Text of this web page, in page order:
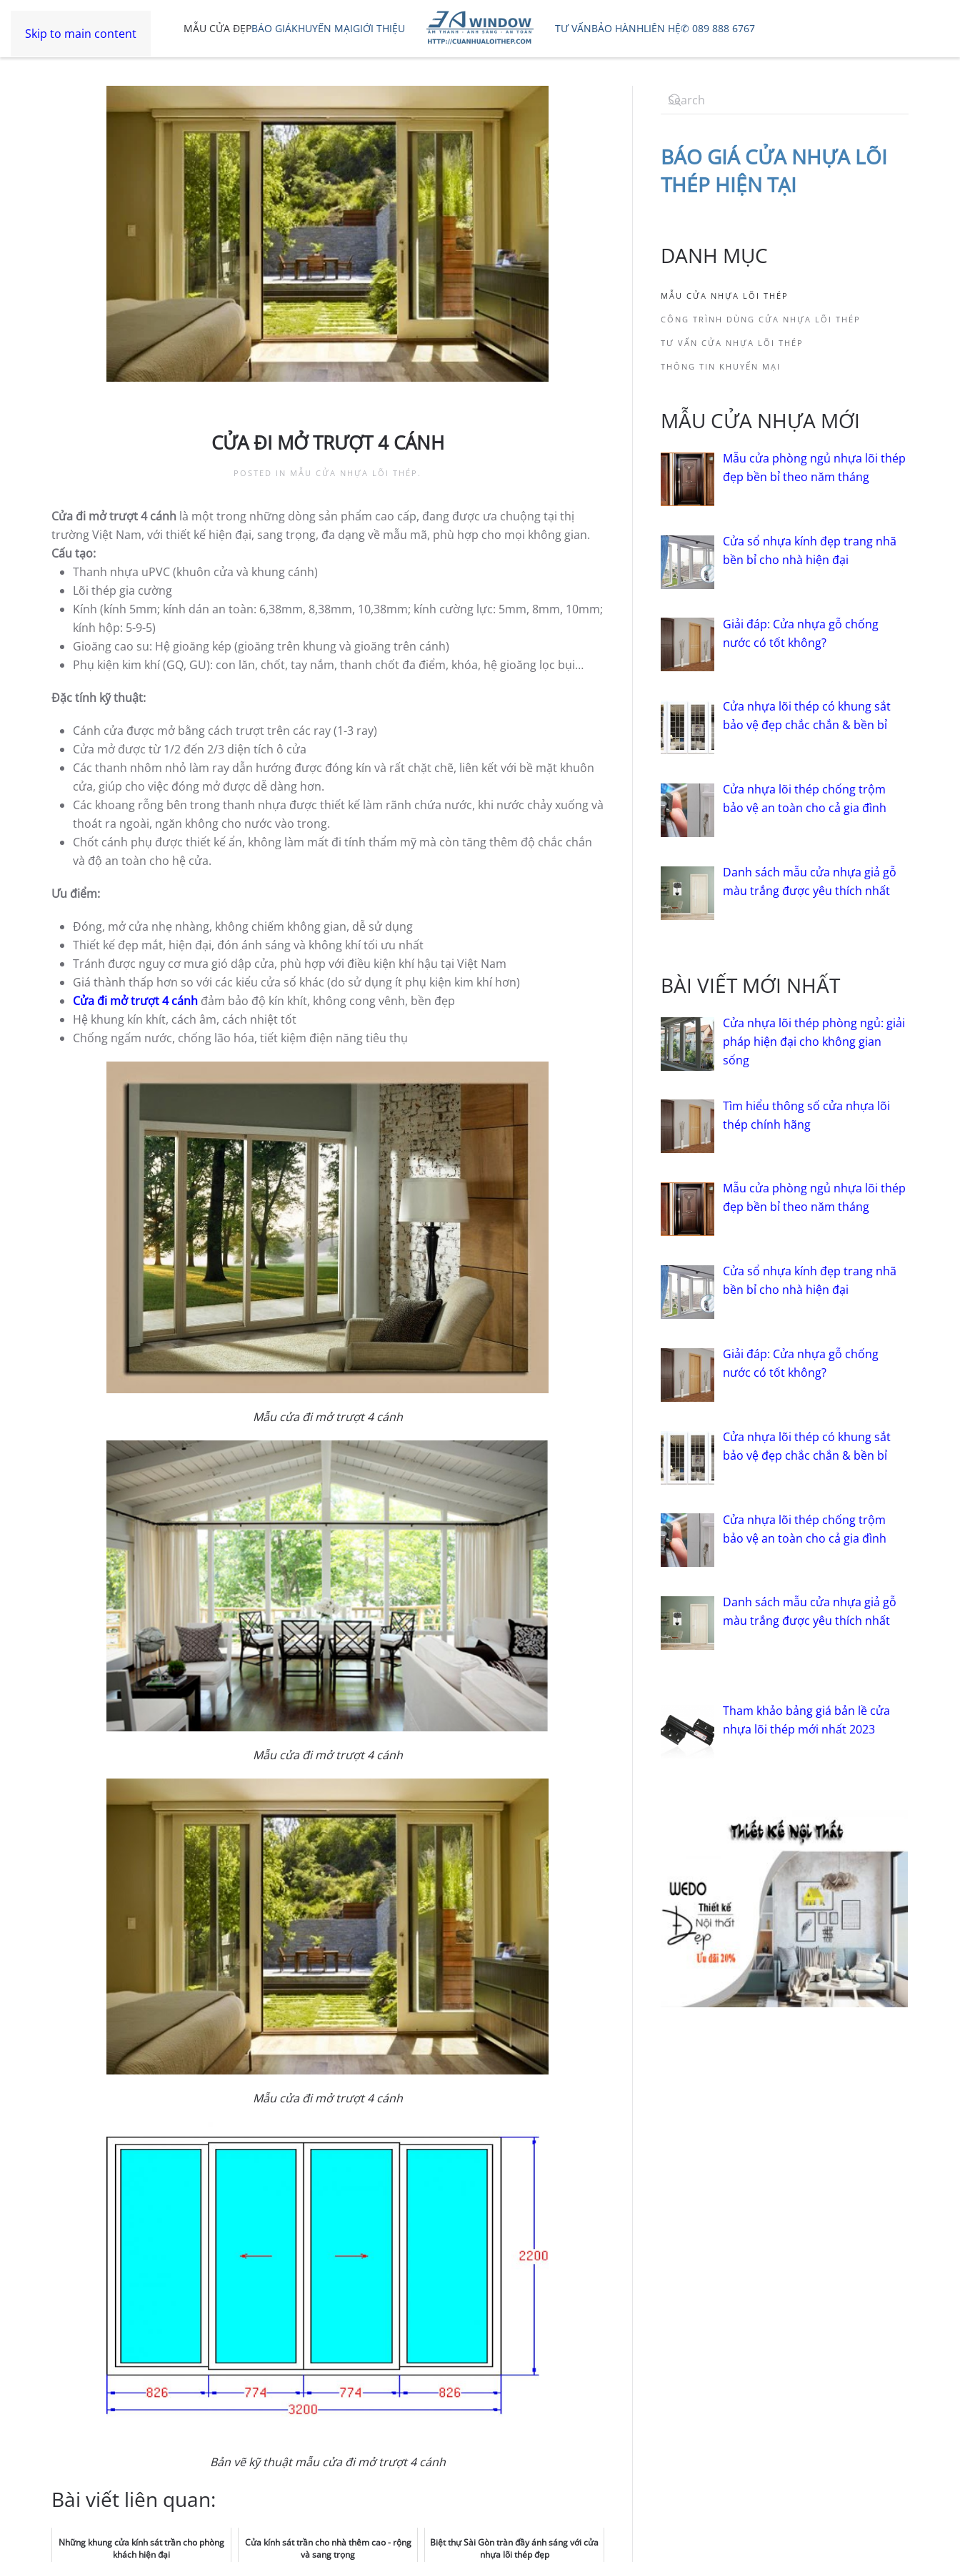
Skip to main content MẪU CỬA ĐẸPBÁO GIÁKHUYẾN MẠIGIỚI THIỆU TƯ VẤNBẢO HÀNHLIÊN HỆ✆ 089 888 6767
CỬA ĐI MỞ TRƯỢT 4 CÁNH
POSTED IN MẪU CỬA NHỰA LÕI THÉP .
Cửa đi mở trượt 4 cánh là một trong những dòng sản phẩm cao cấp, đang được ưa chuộng tại thị
trường Việt Nam, với thiết kế hiện đại, sang trọng, đa dạng về mẫu mã, phù hợp cho mọi không gian.
Cấu tạo:
Thanh nhựa uPVC (khuôn cửa và khung cánh)
Lõi thép gia cường
Kính (kính 5mm; kính dán an toàn: 6,38mm, 8,38mm, 10,38mm; kính cường lực: 5mm, 8mm, 10mm;
kính hộp: 5-9-5)
Gioăng cao su: Hệ gioăng kép (gioăng trên khung và gioăng trên cánh)
Phụ kiện kim khí (GQ, GU): con lăn, chốt, tay nắm, thanh chốt đa điểm, khóa, hệ gioăng lọc bụi…
Đặc tính kỹ thuật:
Cánh cửa được mở bằng cách trượt trên các ray (1-3 ray)
Cửa mở được từ 1/2 đến 2/3 diện tích ô cửa
Các thanh nhôm nhỏ làm ray dẫn hướng được đóng kín và rất chặt chẽ, liên kết với bề mặt khuôn
cửa, giúp cho việc đóng mở được dễ dàng hơn.
Các khoang rỗng bên trong thanh nhựa được thiết kế làm rãnh chứa nước, khi nước chảy xuống và
thoát ra ngoài, ngăn không cho nước vào trong.
Chốt cánh phụ được thiết kế ẩn, không làm mất đi tính thẩm mỹ mà còn tăng thêm độ chắc chắn
và độ an toàn cho hệ cửa.
Ưu điểm:
Đóng, mở cửa nhẹ nhàng, không chiếm không gian, dễ sử dụng
Thiết kế đẹp mắt, hiện đại, đón ánh sáng và không khí tối ưu nhất
Tránh được nguy cơ mưa gió dập cửa, phù hợp với điều kiện khí hậu tại Việt Nam
Giá thành thấp hơn so với các kiểu cửa sổ khác (do sử dụng ít phụ kiện kim khí hơn)
Cửa đi mở trượt 4 cánh đảm bảo độ kín khít, không cong vênh, bền đẹp
Hệ khung kín khít, cách âm, cách nhiệt tốt
Chống ngấm nước, chống lão hóa, tiết kiệm điện năng tiêu thụ
Mẫu cửa đi mở trượt 4 cánh
Mẫu cửa đi mở trượt 4 cánh
Mẫu cửa đi mở trượt 4 cánh
Bản vẽ kỹ thuật mẫu cửa đi mở trượt 4 cánh
Bài viết liên quan:
Những khung cửa kính sát trần cho phòng
khách hiện đại
Cửa kính sát trần cho nhà thêm cao - rộng
và sang trọng
Biệt thự Sài Gòn tràn đầy ánh sáng với cửa
nhựa lõi thép đẹp
BÁO GIÁ CỬA NHỰA LÕI
THÉP HIỆN TẠI
DANH MỤC
MẪU CỬA NHỰA LÕI THÉP
CÔNG TRÌNH DÙNG CỬA NHỰA LÕI THÉP
TƯ VẤN CỬA NHỰA LÕI THÉP
THÔNG TIN KHUYẾN MẠI
MẪU CỬA NHỰA MỚI
Mẫu cửa phòng ngủ nhựa lõi thép
đẹp bền bỉ theo năm tháng
Cửa sổ nhựa kính đẹp trang nhã
bền bỉ cho nhà hiện đại
Giải đáp: Cửa nhựa gỗ chống
nước có tốt không?
Cửa nhựa lõi thép có khung sắt
bảo vệ đẹp chắc chắn & bền bỉ
Cửa nhựa lõi thép chống trộm
bảo vệ an toàn cho cả gia đình
Danh sách mẫu cửa nhựa giả gỗ
màu trắng được yêu thích nhất
BÀI VIẾT MỚI NHẤT
Cửa nhựa lõi thép phòng ngủ: giải
pháp hiện đại cho không gian
sống
Tìm hiểu thông số cửa nhựa lõi
thép chính hãng
Mẫu cửa phòng ngủ nhựa lõi thép
đẹp bền bỉ theo năm tháng
Cửa sổ nhựa kính đẹp trang nhã
bền bỉ cho nhà hiện đại
Giải đáp: Cửa nhựa gỗ chống
nước có tốt không?
Cửa nhựa lõi thép có khung sắt
bảo vệ đẹp chắc chắn & bền bỉ
Cửa nhựa lõi thép chống trộm
bảo vệ an toàn cho cả gia đình
Danh sách mẫu cửa nhựa giả gỗ
màu trắng được yêu thích nhất
Tham khảo bảng giá bản lề cửa
nhựa lõi thép mới nhất 2023